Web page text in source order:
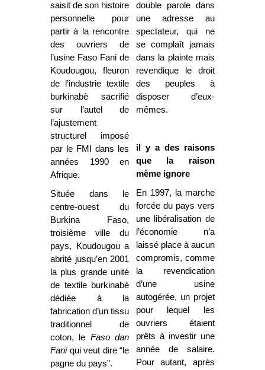
saisit de son histoire
personnelle pour
partir à la rencontre
des ouvriers de
l’usine Faso Fani de
Koudougou, fleuron
de l’industrie textile
burkinabè sacrifié
sur l’autel de
l’ajustement
structurel imposé
par le FMI dans les
années 1990 en
Afrique.
Située dans le
centre-ouest du
Burkina Faso,
troisième ville du
pays, Koudougou a
abrité jusqu’en 2001
la plus grande unité
de textile burkinabè
dédiée à la
fabrication d’un tissu
traditionnel de
coton, le Faso dan
Faniqui veut dire “le
pagne du pays”.
double parole dans
une adresse au
spectateur, qui ne
se complaît jamais
dans la plainte mais
revendique le droit
des peuples à
disposer d’eux-
mêmes.
il y a des raisons
que la raison
même ignore
En 1997, la marche
forcée du pays vers
une libéralisation de
l’économie n’a
laissé place à aucun
compromis, comme
la revendication
d’une usine
autogérée, un projet
pour lequel les
ouvriers étaient
prêts à investir une
année de salaire.
Pour autant, après